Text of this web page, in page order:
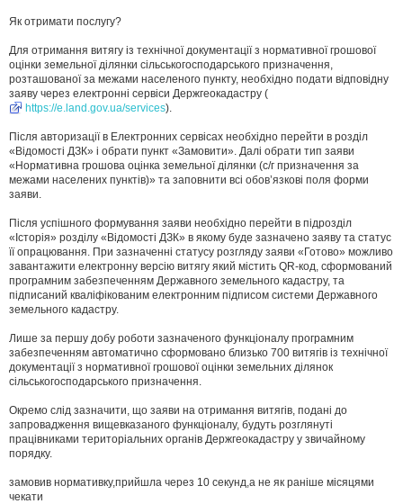
Як отримати послугу?
Для отримання витягу із технічної документації з нормативної грошової
оцінки земельної ділянки сільськогосподарського призначення,
розташованої за межами населеного пункту, необхідно подати відповідну
заяву через електронні сервіси Держгеокадастру (
https://e.land.gov.ua/services).
Після авторизації в Електронних сервісах необхідно перейти в розділ
«Відомості ДЗК» і обрати пункт «Замовити». Далі обрати тип заяви
«Нормативна грошова оцінка земельної ділянки (с/г призначення за
межами населених пунктів)» та заповнити всі обов’язкові поля форми
заяви.
Після успішного формування заяви необхідно перейти в підрозділ
«Історія» розділу «Відомості ДЗК» в якому буде зазначено заяву та статус
її опрацювання. При зазначенні статусу розгляду заяви «Готово» можливо
завантажити електронну версію витягу який містить QR-код, сформований
програмним забезпеченням Державного земельного кадастру, та
підписаний кваліфікованим електронним підписом системи Державного
земельного кадастру.
Лише за першу добу роботи зазначеного функціоналу програмним
забезпеченням автоматично сформовано близько 700 витягів із технічної
документації з нормативної грошової оцінки земельних ділянок
сільськогосподарського призначення.
Окремо слід зазначити, що заяви на отримання витягів, подані до
запровадження вищевказаного функціоналу, будуть розглянуті
працівниками територіальних органів Держгеокадастру у звичайному
порядку.
замовив нормативку,прийшла через 10 секунд,а не як раніше місяцями
чекати